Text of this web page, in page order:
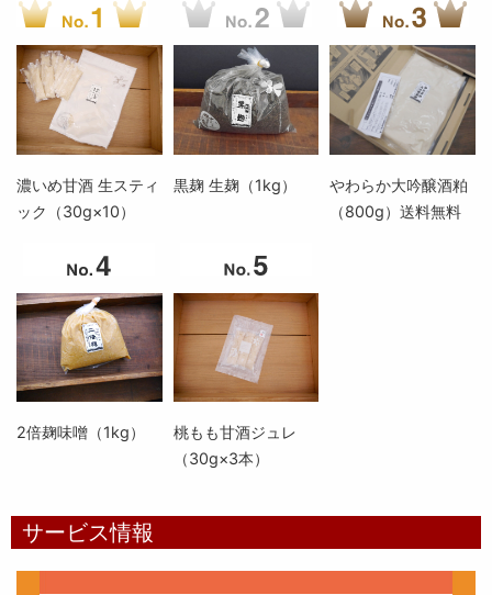
濃いめ甘酒 生スティ
ック（30g×10）
黒麹 生麹（1kg）
やわらか大吟醸酒粕
（800g）送料無料
2倍麹味噌（1kg）
桃もも甘酒ジュレ
（30g×3本）
サービス情報